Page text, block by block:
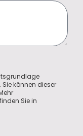
Sie können dieser
Sie in